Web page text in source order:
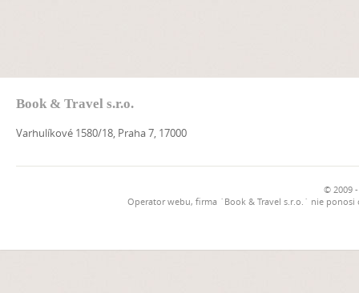
Book & Travel s.r.o.
Varhulíkové 1580/18, Praha 7, 17000
© 2009
Operator webu, firma `Book & Travel s.r.o.` nie